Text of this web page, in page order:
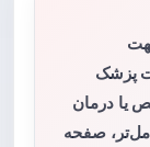
پزشک
یا درمان
صفحه